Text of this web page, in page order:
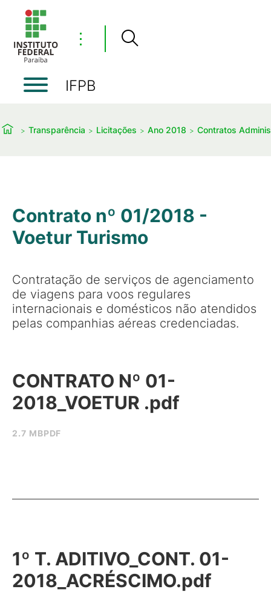
⋮
IFPB
Transparência Licitações Ano 2018 Contratos
Contrato nº 01/2018 -
Voetur Turismo
Contratação de serviços de agenciamento
de viagens para voos regulares
internacionais e domésticos não atendidos
pelas companhias aéreas credenciadas.
2.7 MBPDF
CONTRATO Nº 01-
2018_VOETUR .pdf
1º T. ADITIVO_CONT. 01-
2018_ACRÉSCIMO.pdf